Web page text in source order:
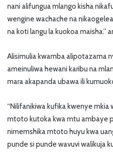
nani alifungua mlango kisha
wengine wachache na
na koti langu la kuokoa maisha.”
Alisimulia kwamba alipotazama
ameinuliwa hewani karibu na
mara akapanda ubawa ili
“Nilifanikiwa kufika kwenye mkia
mtoto kutoka kwa mtu ambaye
nimemshika mtoto huyu kwa
punde si punde wavuvi walikuja